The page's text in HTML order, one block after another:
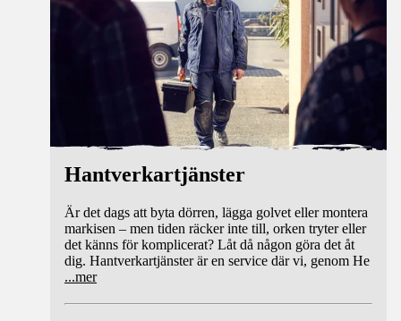
Hantverkartjänster
Är det dags att byta dörren, lägga golvet eller montera
markisen – men tiden räcker inte till, orken tryter eller
det känns för komplicerat? Låt då någon göra det åt
dig. Hantverkartjänster är en service där vi, genom He
...mer